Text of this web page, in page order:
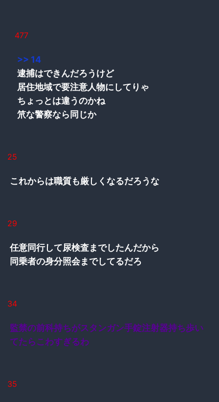
477
>> 14
逮捕はできんだろうけど
居住地域で要注意人物にしてりゃ
ちょっとは違うのかね
笊な警察なら同じか
25
これからは職質も厳しくなるだろうな
29
任意同行して尿検査までしたんだから
同乗者の身分照会までしてるだろ
34
監禁の前科持ちがスタンガン手錠注射器持ち歩い
てたらこわすぎるわ
35